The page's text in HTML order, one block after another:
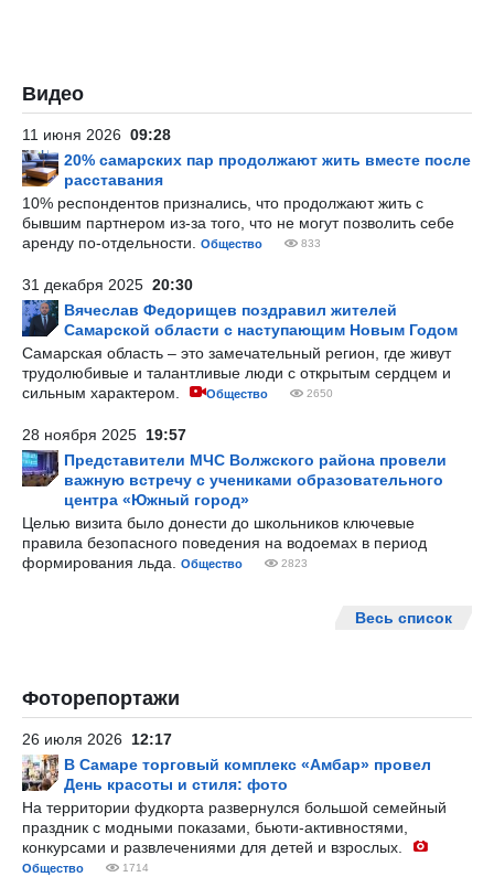
Видео
11 июня 2026 09:28
20% самарских пар продолжают жить вместе после
расставания
10% респондентов признались, что продолжают жить с
бывшим партнером из-за того, что не могут позволить себе
аренду по-отдельности.
Общество 833
31 декабря 2025 20:30
Вячеслав Федорищев поздравил жителей
Самарской области с наступающим Новым Годом
Самарская область – это замечательный регион, где живут
трудолюбивые и талантливые люди с открытым сердцем и
сильным характером.
Общество 2650
28 ноября 2025 19:57
Представители МЧС Волжского района провели
важную встречу с учениками образовательного
центра «Южный город»
Целью визита было донести до школьников ключевые
правила безопасного поведения на водоемах в период
формирования льда.
Общество 2823
Весь список
Фоторепортажи
26 июля 2026 12:17
В Самаре торговый комплекс «Амбар» провел
День красоты и стиля: фото
На территории фудкорта развернулся большой семейный
праздник с модными показами, бьюти-активностями,
конкурсами и развлечениями для детей и взрослых.
Общество 1714